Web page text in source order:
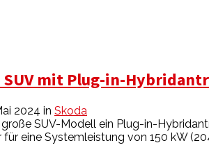
mit Plug-in-
2024 in Skoda
SUV-Modell ein Plug-in-
eine Systemleistung von 150 kW